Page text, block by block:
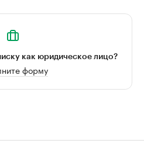
как юридическое лицо?
форму